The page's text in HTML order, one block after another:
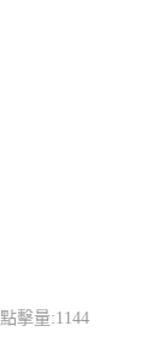
點擊量:1144